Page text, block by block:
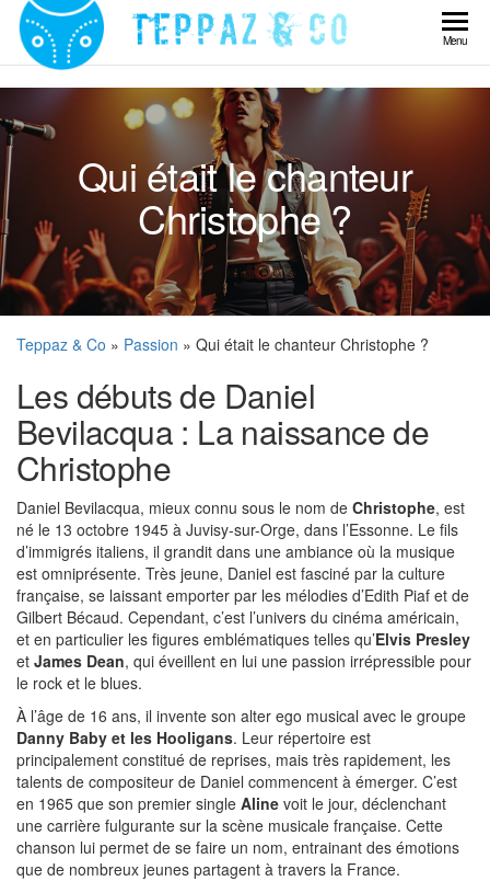
Skip
content
Teppaz
& Co
Menu
Qui était le chanteur
Christophe ?
Teppaz & Co » Passion » Qui était le chanteur Christophe ?
Les débuts de Daniel
Bevilacqua : La naissance de
Christophe
Daniel Bevilacqua, mieux connu sous le nom de Christophe, est
né le 13 octobre 1945 à Juvisy-sur-Orge, dans l’Essonne. Le fils
d’immigrés italiens, il grandit dans une ambiance où la musique
est omniprésente. Très jeune, Daniel est fasciné par la culture
française, se laissant emporter par les mélodies d’Edith Piaf et de
Gilbert Bécaud. Cependant, c’est l’univers du cinéma américain,
et en particulier les figures emblématiques telles qu’Elvis Presley
et James Dean, qui éveillent en lui une passion irrépressible pour
le rock et le blues.
À l’âge de 16 ans, il invente son alter ego musical avec le groupe
Danny Baby et les Hooligans. Leur répertoire est
principalement constitué de reprises, mais très rapidement, les
talents de compositeur de Daniel commencent à émerger. C’est
en 1965 que son premier single Aline voit le jour, déclenchant
une carrière fulgurante sur la scène musicale française. Cette
chanson lui permet de se faire un nom, entrainant des émotions
que de nombreux jeunes partagent à travers la France.